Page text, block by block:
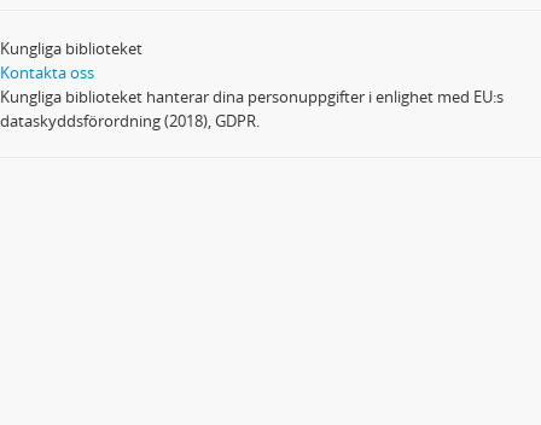
Kungliga biblioteket
Kontakta oss
Kungliga biblioteket hanterar dina personuppgifter i enlighet med EU:s
dataskyddsförordning (2018), GDPR.